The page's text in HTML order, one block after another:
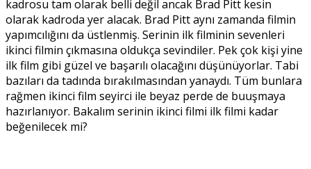
kadrosu tam olarak belli değil ancak Brad Pitt kesin
olarak kadroda yer alacak. Brad Pitt aynı zamanda filmin
yapımcılığını da üstlenmiş. Serinin ilk filminin sevenleri
ikinci filmin çıkmasına oldukça sevindiler. Pek çok kişi yine
ilk film gibi güzel ve başarılı olacağını düşünüyorlar. Tabi
bazıları da tadında bırakılmasından yanaydı. Tüm bunlara
rağmen ikinci film seyirci ile beyaz perde de buuşmaya
hazırlanıyor. Bakalım serinin ikinci filmi ilk filmi kadar
beğenilecek mi?